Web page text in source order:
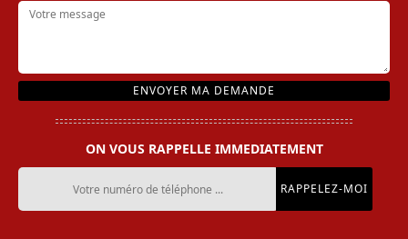
ON VOUS RAPPELLE IMMEDIATEMENT